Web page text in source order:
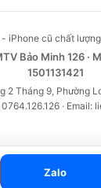
Zalo
iPhone cũ chất
Bảo Minh 126 ·
1501131421
2 Tháng 9, Phường
· Email: